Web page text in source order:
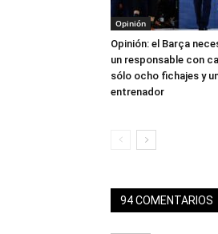
Opinión
Opinión: el Barça
un responsable con
sólo ocho fichajes y
entrenador
94 COMENTARIOS